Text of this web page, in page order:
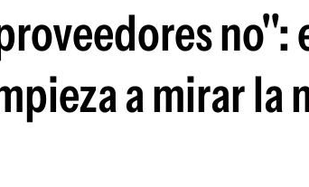
no":
a mirar la